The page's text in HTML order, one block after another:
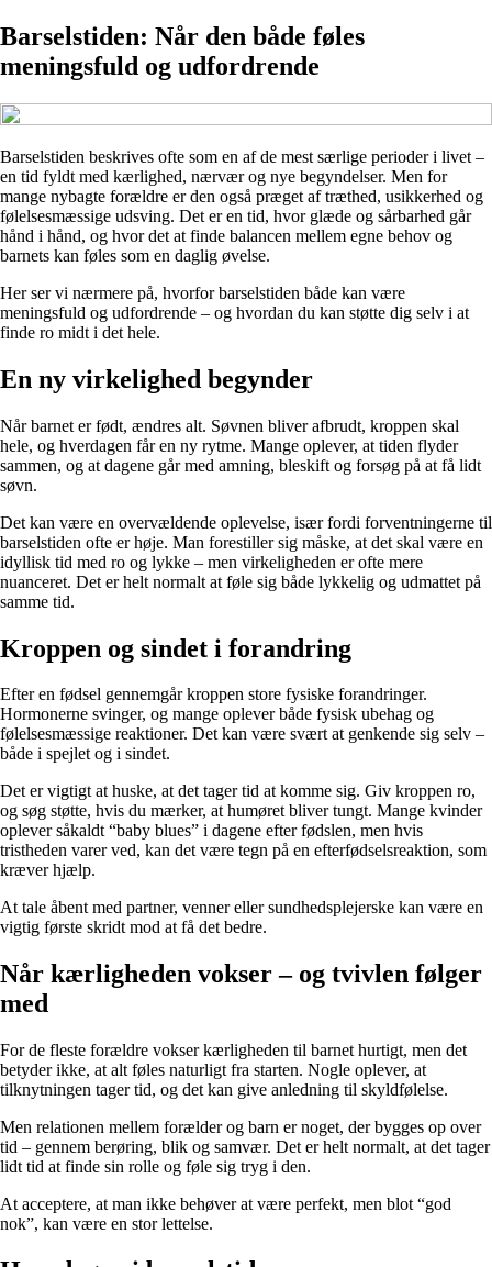
Barselstiden: Når den både føles
meningsfuld og udfordrende
Barselstiden beskrives ofte som en af de mest særlige perioder i livet –
en tid fyldt med kærlighed, nærvær og nye begyndelser. Men for
mange nybagte forældre er den også præget af træthed, usikkerhed og
følelsesmæssige udsving. Det er en tid, hvor glæde og sårbarhed går
hånd i hånd, og hvor det at finde balancen mellem egne behov og
barnets kan føles som en daglig øvelse.
Her ser vi nærmere på, hvorfor barselstiden både kan være
meningsfuld og udfordrende – og hvordan du kan støtte dig selv i at
finde ro midt i det hele.
En ny virkelighed begynder
Når barnet er født, ændres alt. Søvnen bliver afbrudt, kroppen skal
hele, og hverdagen får en ny rytme. Mange oplever, at tiden flyder
sammen, og at dagene går med amning, bleskift og forsøg på at få lidt
søvn.
Det kan være en overvældende oplevelse, især fordi forventningerne til
barselstiden ofte er høje. Man forestiller sig måske, at det skal være en
idyllisk tid med ro og lykke – men virkeligheden er ofte mere
nuanceret. Det er helt normalt at føle sig både lykkelig og udmattet på
samme tid.
Kroppen og sindet i forandring
Efter en fødsel gennemgår kroppen store fysiske forandringer.
Hormonerne svinger, og mange oplever både fysisk ubehag og
følelsesmæssige reaktioner. Det kan være svært at genkende sig selv –
både i spejlet og i sindet.
Det er vigtigt at huske, at det tager tid at komme sig. Giv kroppen ro,
og søg støtte, hvis du mærker, at humøret bliver tungt. Mange kvinder
oplever såkaldt “baby blues” i dagene efter fødslen, men hvis
tristheden varer ved, kan det være tegn på en efterfødselsreaktion, som
kræver hjælp.
At tale åbent med partner, venner eller sundhedsplejerske kan være en
vigtig første skridt mod at få det bedre.
Når kærligheden vokser – og tvivlen følger
med
For de fleste forældre vokser kærligheden til barnet hurtigt, men det
betyder ikke, at alt føles naturligt fra starten. Nogle oplever, at
tilknytningen tager tid, og det kan give anledning til skyldfølelse.
Men relationen mellem forælder og barn er noget, der bygges op over
tid – gennem berøring, blik og samvær. Det er helt normalt, at det tager
lidt tid at finde sin rolle og føle sig tryg i den.
At acceptere, at man ikke behøver at være perfekt, men blot “god
nok”, kan være en stor lettelse.